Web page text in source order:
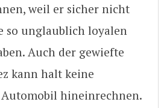
weil er sicher nicht
so unglaublich loyalen
Auch der gewiefte
kann halt keine
hineinrechnen.